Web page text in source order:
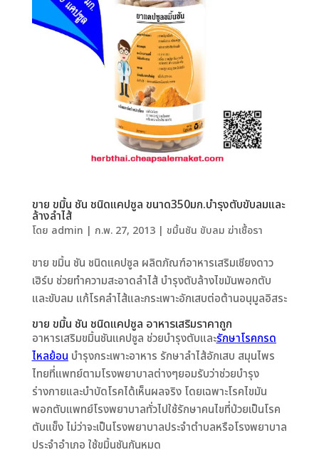
ขาย ขมิ้น ชัน ชนิดแคปซูล ขนาด350มก.บำรุงตับขับลมและ
ล้างลำไส้
โดย admin | ก.พ. 27, 2013| ขมิ้นชัน ขับลม ฆ่าเชื้อรา
ขาย ขมิ้น ชัน ชนิดแคปซูล ผลิตภัณฑ์อาหารเสริมเชียงดาว
เฮิร์บ ช่วยทำความสะอาดลำไส้ บำรุงตับล้างไขมันพอกตับ
และขับลม แก้โรคลำไส้และกระเพาะอักเสบต่อต้านอนุมูลอิสระ
ขาย ขมิ้น ชัน ชนิดแคปซูล อาหารเสริมราคาถูก
อาหารเสริมขมิ้นชันแคปซูล ช่วยบำรุงตับและรักษาโรคกรด
ไหลย้อนบำรุงกระเพาะอาหาร รักษาลำไส้อักเสบ สมุนไพร
ไทยที่แพทย์ตามโรงพยาบาลต่างๆยอมรับว่าช่วยบำรุง
ร่างกายและบำบัดโรคได้เห็นผลจริง โดยเฉพาะโรคไขมัน
พอกตับแพทย์โรงพยาบาลทั่วไปใช้รักษาคนไขที่ป่วยเป็นโรค
ตับแข็ง ไม่ว่าจะเป็นโรงพยาบาลประจำตำบลหรือโรงพยาบาล
ประจำอำเภอ ใช้ขมิ้นชันกันหมด